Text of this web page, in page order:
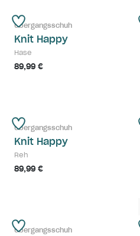
Übergangsschuh
Knit Happy
Hase
89,99 €
Übergangsschuh
Knit Happy
Reh
89,99 €
Übergangsschuh